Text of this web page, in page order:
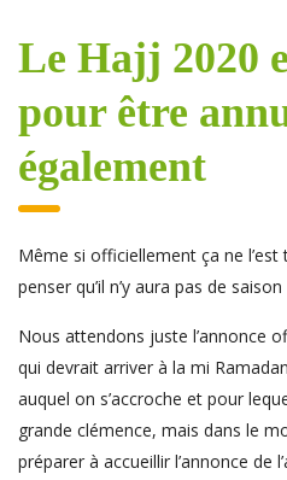
Le Hajj 2020
pour être
également
Même si officiellement ça ne
penser qu’il n’y aura pas de
Nous attendons juste l’annonce
qui devrait arriver à la mi
auquel on s’accroche et pour
grande clémence, mais dans le
préparer à accueillir l’annonce de